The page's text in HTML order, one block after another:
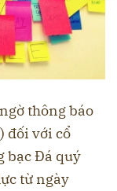
thông báo
đối với cổ
bạc Đá quý
từ ngày